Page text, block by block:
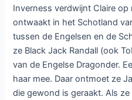
Inverness verdwijnt Claire op
ontwaakt in het Schotland
tussen de Engelsen en de
ze Black Jack Randall (ook
van de Engelse Dragonder.
haar mee. Daar ontmoet ze
die gewond is geraakt. Als